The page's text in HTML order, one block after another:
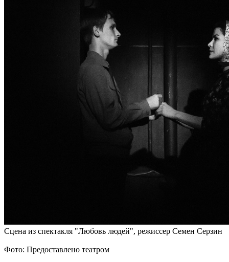
Сцена из спектакля "Любовь людей", режиссер Семен Серзин
Фото: Предоставлено театром